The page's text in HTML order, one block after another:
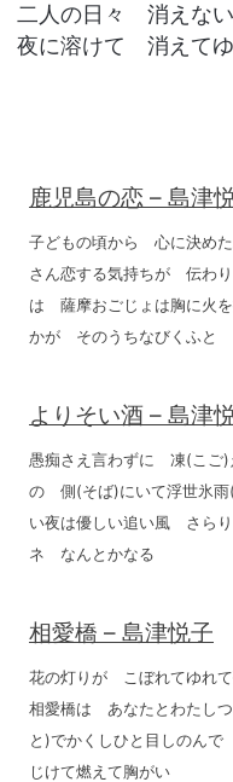
二人の日々 消えな
夜に溶けて 消えてゆ
鹿児島の恋 – 島津
子どもの頃から 心に決め
さん恋する気持ちが 伝わり
は 薩摩おごじょは胸に火
かが そのうちなびくふと
よりそい酒 – 島津
愚痴さえ言わずに 凍(こご)
の 側(そば)にいて浮世氷
い夜は優しい追い風 さら
ネ なんとかなる
相愛橋 – 島津悦子
花の灯りが こぼれてゆれ
相愛橋は あなたとわたし
と)でかくしひと目しのん
じけて燃えて胸がい